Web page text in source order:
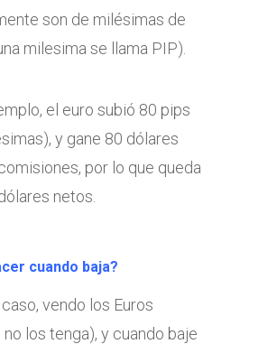
son de milésimas de
milesima se llama PIP).
el euro subió 80 pips
y gane 80 dólares
por lo que queda
netos.
cuando baja?
vendo los Euros
no los tenga), y cuando baje